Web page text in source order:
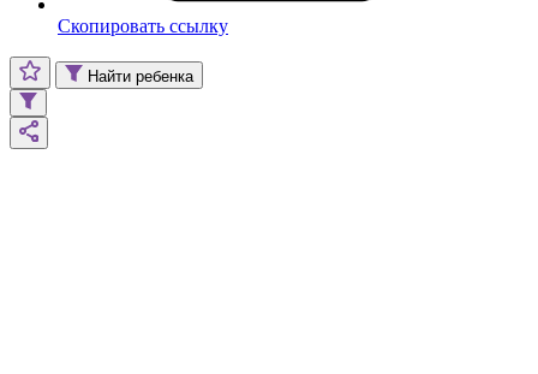
Скопировать ссылку
Найти ребенка